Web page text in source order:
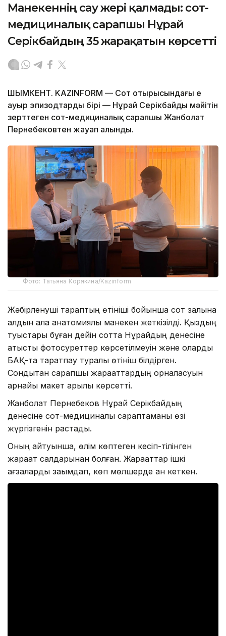
Манекеннің сау жері қалмады: сот-
медициналық сарапшы Нұрай
Серікбайдың 35 жарақатын көрсетті
ШЫМКЕНТ. KAZINFORM — Сот отырысындағы ең
ауыр эпизодтардың бірі — Нұрай Серікбайдың мәйітін
зерттеген сот-медициналық сарапшы Жанболат
Пернебековтен жауап алынды.
Фото: Татьяна Корякина/Kazinform
Жәбірленуші тараптың өтініші бойынша сот залына
алдын ала анатомиялық манекен жеткізілді. Қыздың
туыстары бұған дейін сотта Нұрайдың денесіне
қатысты фотосуреттер көрсетілмеуін және оларды
БАҚ-та таратпау туралы өтініш білдірген.
Сондықтан сарапшы жарақаттардың орналасуын
арнайы макет арқылы көрсетті.
Жанболат Пернебеков Нұрай Серікбайдың
денесіне сот-медициналық сараптаманы өзі
жүргізгенін растады.
Оның айтуынша, өлім көптеген кесіп-тілінген
жарақат салдарынан болған. Жарақаттар ішкі
ағзаларды зақымдап, көп мөлшерде қан кеткен.